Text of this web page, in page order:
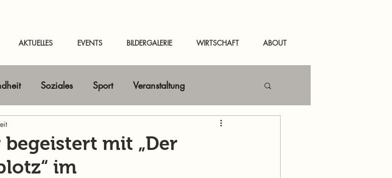
AKTUELLES EVENTS BILDERGALERIE WIRTSCHAFT ABOUT
Soziales Sport Veranstaltung
News Murtal & Murau
mit „Der
im